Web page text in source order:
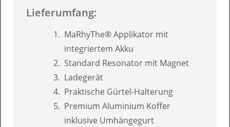
Lieferumfang:
MaRhyThe® Applikator mit
integriertem Akku
Standard Resonator mit Magnet
Ladegerät
Praktische Gürtel-Halterung
Premium Aluminium Koffer
inklusive Umhängegurt